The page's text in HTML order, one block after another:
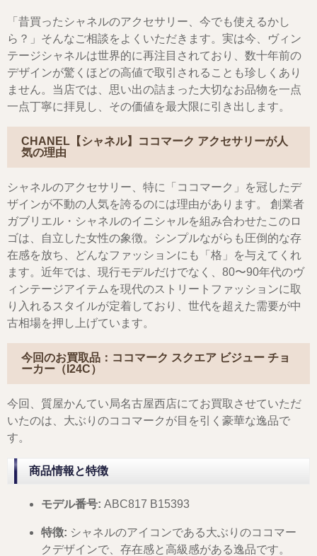
「昔買ったシャネルのアクセサリー、今でも使えるかし
ら？」そんなご相談をよくいただきます。実は今、ヴィン
テージシャネルは世界的に再注目されており、数十年前の
デザインが驚くほどの高値で取引されることも珍しくあり
ません。当店では、思い出の詰まった大切なお品物を一点
一点丁寧に拝見し、その価値を最大限に引き出します。
CHANEL【シャネル】ココマーク アクセサリーが人
気の理由
シャネルのアクセサリー、特に「ココマーク」を冠したデ
ザインが不動の人気を誇るのには理由があります。 創業者
ガブリエル・シャネルのイニシャルを組み合わせたこのロ
ゴは、自立した女性の象徴。シンプルながらも圧倒的な存
在感を放ち、どんなファッションにも「格」を与えてくれ
ます。近年では、現行モデルだけでなく、80〜90年代のヴ
ィンテージアイテムを現代のストリートファッションに取
り入れるスタイルが定着しており、世代を超えた需要が中
古相場を押し上げています。
今回のお買取品：ココマーク スクエア ビジュー チョ
ーカー（I24C）
今回、質屋かんてい局名古屋西店にてお買取させていただ
いたのは、大ぶりのココマークが目を引く豪華な逸品で
す。
商品情報と特徴
モデル番号: ABC817 B15393
特徴: シャネルのアイコンである大ぶりのココマー
クデザインで、存在感と高級感がある逸品です。